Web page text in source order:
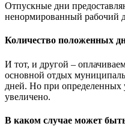
Отпускные дни
ненормированный рабочий
Количество положенных
И тот, и другой –
основной отдых
дней. Но при определенных
увеличено.
В каком случае может